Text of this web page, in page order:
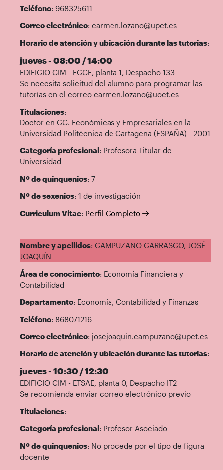
Teléfono: 968325611
Correo electrónico: carmen.lozano@upct.es
Horario de atención y ubicación durante las tutorias:
jueves - 08:00 / 14:00
EDIFICIO CIM - FCCE, planta 1, Despacho 133
Se necesita solicitud del alumno para programar las
tutorías en el correo carmen.lozano@uoct.es
Titulaciones:
Doctor en CC. Económicas y Empresariales en la
Universidad Politécnica de Cartagena (ESPAÑA) - 2001
Categoría profesional: Profesora Titular de
Universidad
Nº de quinquenios: 7
Nº de sexenios: 1 de investigación
Curriculum Vitae: Perfil Completo
Nombre y apellidos: CAMPUZANO CARRASCO, JOSÉ
JOAQUÍN
Área de conocimiento: Economía Financiera y
Contabilidad
Departamento: Economía, Contabilidad y Finanzas
Teléfono: 868071216
Correo electrónico: josejoaquin.campuzano@upct.es
Horario de atención y ubicación durante las tutorias:
jueves - 10:30 / 12:30
EDIFICIO CIM - ETSAE, planta 0, Despacho IT2
Se recomienda enviar correo electrónico previo
Titulaciones:
Categoría profesional: Profesor Asociado
Nº de quinquenios: No procede por el tipo de figura
docente